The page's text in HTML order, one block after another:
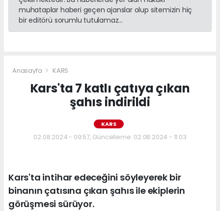
muhataplar haberi geçen ajanslar olup sitemizin hiç
bir editörü sorumlu tutulamaz...
Anasayfa KARS
Kars'ta 7 katlı çatıya çıkan
şahıs indirildi
KARS
02.08.2024 - 09:57, Güncelleme: 02.08.2024 - 11:03
Kars'ta intihar edeceğini söyleyerek bir
binanın çatısına çıkan şahıs ile ekiplerin
görüşmesi sürüyor.